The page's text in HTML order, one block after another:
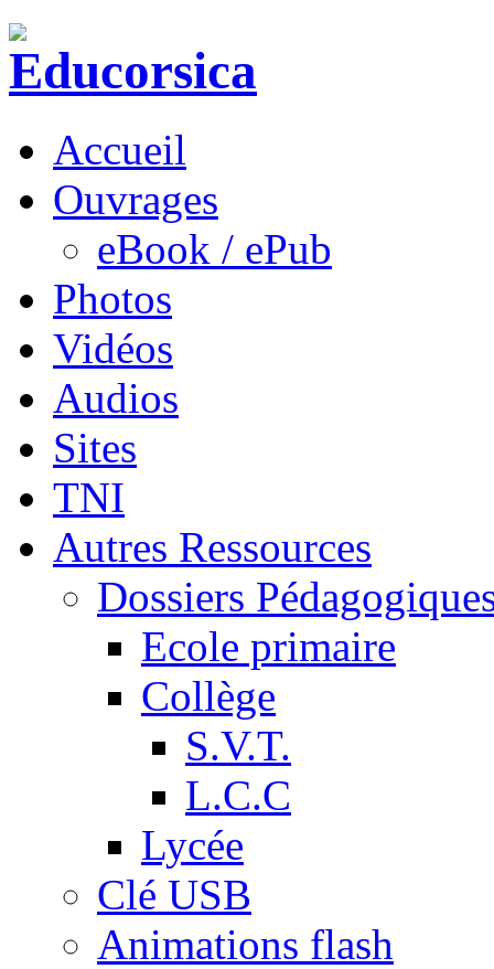
Accueil
Ouvrages
eBook / ePub
Photos
Vidéos
Audios
Sites
TNI
Autres Ressources
Dossiers
Ecole primaire
Collège
S.V.T.
L.C.C
Lycée
Clé USB
Animations flash